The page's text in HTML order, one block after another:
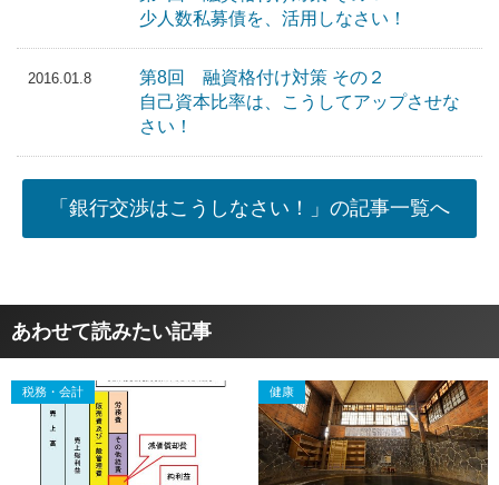
少人数私募債を、活用しなさい！
2016.01.8
第8回 融資格付け対策 その２
自己資本比率は、こうしてアップさせな
さい！
「銀行交渉はこうしなさい！」の記事一覧へ
あわせて読みたい記事
税務・会計 健康